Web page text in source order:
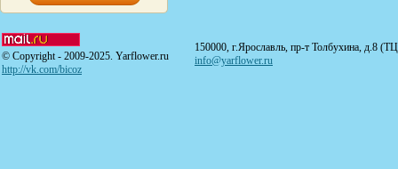
© Copyright - 2009-2025. Yarflower.ru
http://vk.com/bicoz
150000, г.Ярославль, пр-т Толбухина, д.8
info@yarflower.ru